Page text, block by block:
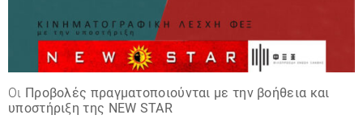
Οι Προβολές πραγματοποιούνται με την βοήθεια και
υποστήριξη της NEW STAR